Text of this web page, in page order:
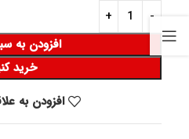
افزودن به
خرید
افزودن به